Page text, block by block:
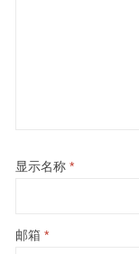
显示名称 *
邮箱 *